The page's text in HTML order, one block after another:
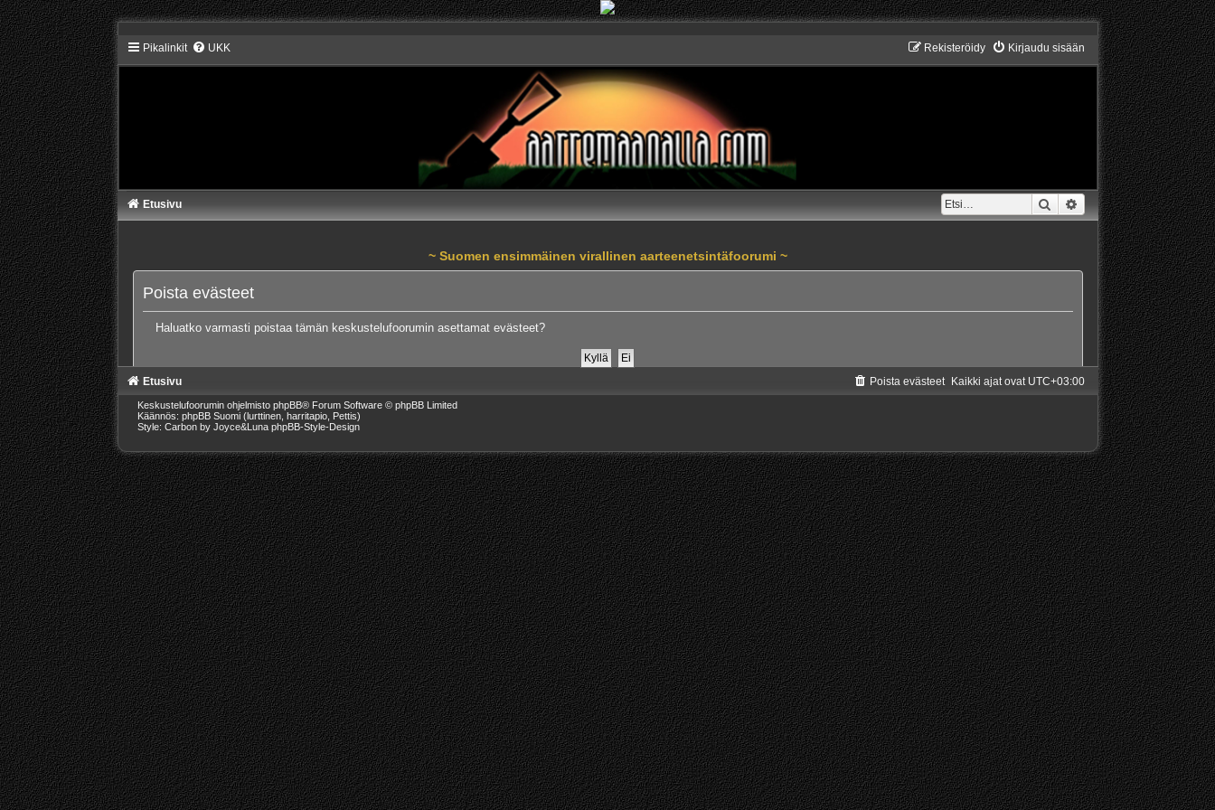
Pikalinkit UKK Kirjaudu sisään
Rekisteröidy
Etsi Tarkennettu haku
Etusivu
~ Suomen ensimmäinen virallinen aarteenetsintäfoorumi ~
Poista evästeet
Haluatko varmasti poistaa tämän keskustelufoorumin asettamat evästeet?
Etusivu Kaikki ajat ovat UTC+03:00
Poista evästeet
Keskustelufoorumin ohjelmisto phpBB® Forum Software © phpBB Limited
Käännös: phpBB Suomi (lurttinen, harritapio, Pettis)
Style: Carbon by Joyce&Luna phpBB-Style-Design